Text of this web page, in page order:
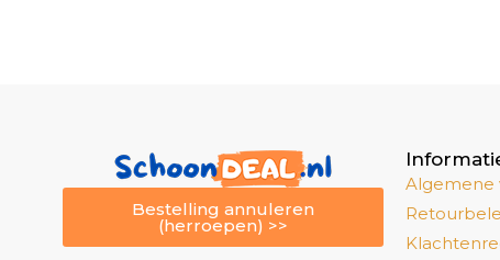
Bestelling annuleren
(herroepen) >>
Algemene